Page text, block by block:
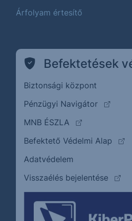
Árfolyam értesítő
Befektetések
Biztonsági központ
Pénzügyi Navigátor
(külső
MNB ÉSZLA
(külső oldalra
Befektető Védelmi Alap
Adatvédelem
Visszaélés bejelentése